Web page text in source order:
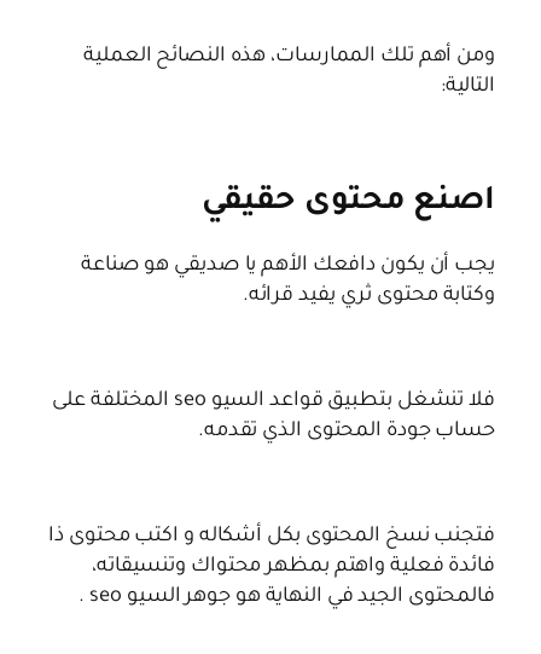
ومن أهم تلك الممارسات، هذه النصائح العملية
التالية:
اصنع محتوى حقيقي
يجب أن يكون دافعك الأهم يا صديقي هو صناعة
وكتابة محتوى ثري يفيد قرائه.
فلا تنشغل بتطبيق قواعد السيو seo المختلفة على
حساب جودة المحتوى الذي تقدمه.
فتجنب نسخ المحتوى بكل أشكاله و اكتب محتوى ذا
فائدة فعلية واهتم بمظهر محتواك وتنسيقاته،
فالمحتوى الجيد في النهاية هو جوهر السيو seo .